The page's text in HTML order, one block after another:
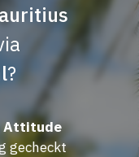
?
Attitude
gecheckt